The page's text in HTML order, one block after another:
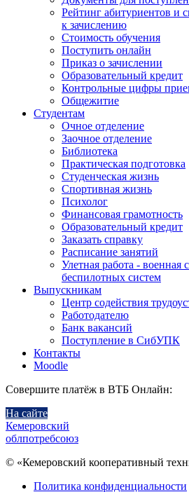
Рейтинг абитуриентов и
к зачислению
Стоимость обучения
Поступить онлайн
Приказ о зачислении
Образовательный кредит
Контрольные цифры
Общежитие
Студентам
Очное отделение
Заочное отделение
Библиотека
Практическая подготовка
Студенческая жизнь
Спортивная жизнь
Психолог
Финансовая грамотность
Образовательный кредит
Заказать справку
Расписание занятий
Улетная работа - военная
беспилотных систем
Выпускникам
Центр содействия
Работодателю
Банк вакансий
Поступление в СибУПК
Контакты
Moodle
Совершите платёж в ВТБ Онлайн:
На сайте
Кемеровский
облпотребсоюз
© «Кемеровский кооперативный
Политика конфиденциальности